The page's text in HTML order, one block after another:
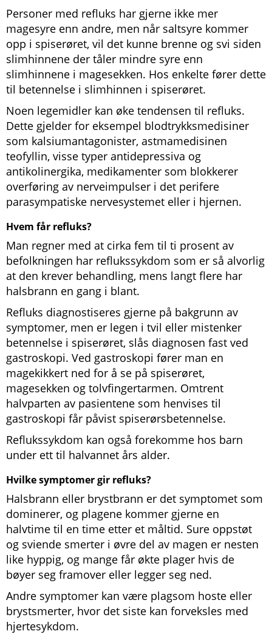
Personer med refluks har gjerne ikke mer
magesyre enn andre, men når saltsyre kommer
opp i spiserøret, vil det kunne brenne og svi siden
slimhinnene der tåler mindre syre enn
slimhinnene i magesekken. Hos enkelte fører dette
til betennelse i slimhinnen i spiserøret.
Noen legemidler kan øke tendensen til refluks.
Dette gjelder for eksempel blodtrykksmedisiner
som kalsiumantagonister, astmamedisinen
teofyllin, visse typer antidepressiva og
antikolinergika, medikamenter som blokkerer
overføring av nerveimpulser i det perifere
parasympatiske nervesystemet eller i hjernen.
Hvem får refluks?
Man regner med at cirka fem til ti prosent av
befolkningen har reflukssykdom som er så alvorlig
at den krever behandling, mens langt flere har
halsbrann en gang i blant.
Refluks diagnostiseres gjerne på bakgrunn av
symptomer, men er legen i tvil eller mistenker
betennelse i spiserøret, slås diagnosen fast ved
gastroskopi. Ved gastroskopi fører man en
magekikkert ned for å se på spiserøret,
magesekken og tolvfingertarmen. Omtrent
halvparten av pasientene som henvises til
gastroskopi får påvist spiserørsbetennelse.
Reflukssykdom kan også forekomme hos barn
under ett til halvannet års alder.
Hvilke symptomer gir refluks?
Halsbrann eller brystbrann er det symptomet som
dominerer, og plagene kommer gjerne en
halvtime til en time etter et måltid. Sure oppstøt
og sviende smerter i øvre del av magen er nesten
like hyppig, og mange får økte plager hvis de
bøyer seg framover eller legger seg ned.
Andre symptomer kan være plagsom hoste eller
brystsmerter, hvor det siste kan forveksles med
hjertesykdom.